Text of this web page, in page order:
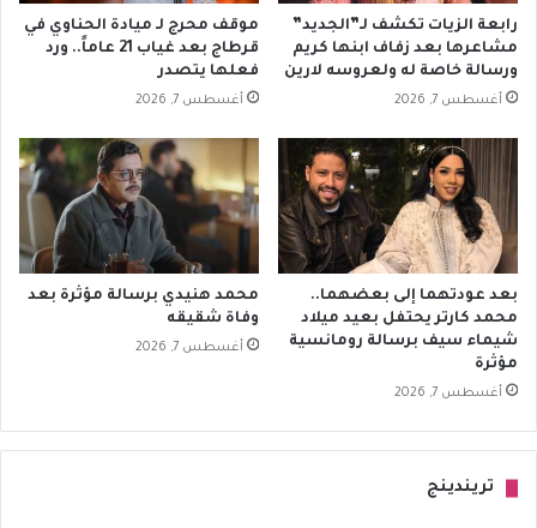
رابعة الزيات تكشف لـ”الجديد”
مشاعرها بعد زفاف ابنها كريم
ورسالة خاصة له ولعروسه لارين
أغسطس 7, 2026
موقف محرج لـ ميادة الحناوي في
قرطاج بعد غياب 21 عاماً.. ورد
فعلها يتصدر
أغسطس 7, 2026
بعد عودتهما إلى بعضهما..
محمد كارتر يحتفل بعيد ميلاد
شيماء سيف برسالة رومانسية
مؤثرة
أغسطس 7, 2026
محمد هنيدي برسالة مؤثرة بعد
وفاة شقيقه
أغسطس 7, 2026
تريندينج